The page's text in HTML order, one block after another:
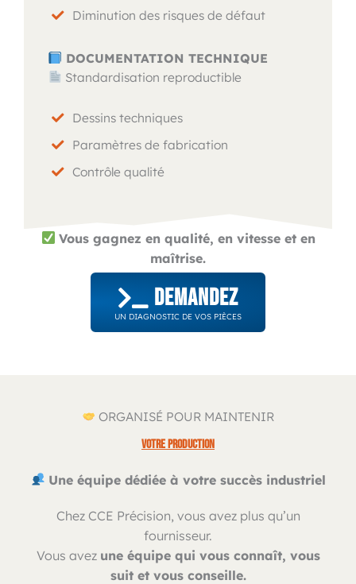
Diminution des risques de défaut
DOCUMENTATION TECHNIQUE
Standardisation reproductible
Dessins techniques
Paramètres de fabrication
Contrôle qualité
Vous gagnez en qualité, en vitesse et en
maîtrise.
DEMANDEZ
UN DIAGNOSTIC DE VOS PIÈCES
ORGANISÉ POUR MAINTENIR
VOTRE PRODUCTION
Une équipe dédiée à votre succès industriel
Chez CCE Précision, vous avez plus qu’un
fournisseur.
Vous avez une équipe qui vous connaît, vous
suit et vous conseille.